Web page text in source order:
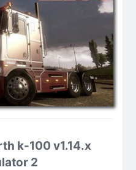
k-100 v1.14.x
2